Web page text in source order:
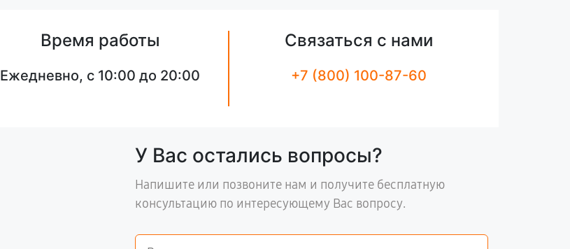
Время работы
Ежедневно, с 10:00 до 20:00
Связаться с нами
+7 (800) 100-87-60
У Вас остались вопросы?
Напишите или позвоните нам и получите бесплатную
консультацию по интересующему Вас вопросу.